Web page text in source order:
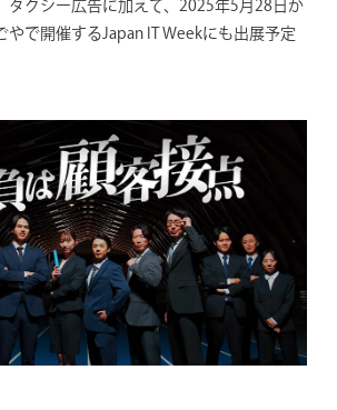
タクシー広告に加えて、2025年5月28日か
やで開催するJapan IT Weekにも出展予定